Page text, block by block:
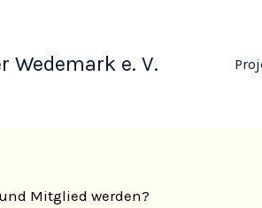
Wedemark e. V.
Mitglied werden?